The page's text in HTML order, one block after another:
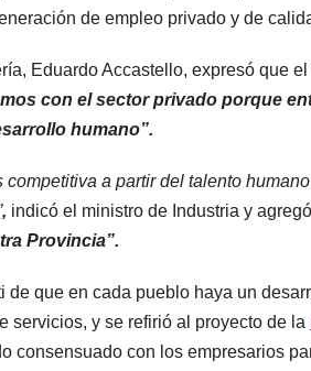
de empleo privado y de
Eduardo Accastello, expresó que
con el sector privado porque
humano”.
a partir del talento
, indicó el ministro de Industria y
Provincia”.
que en cada pueblo haya un
servicios, y se refirió al proyecto de la
consensuado con los empresarios